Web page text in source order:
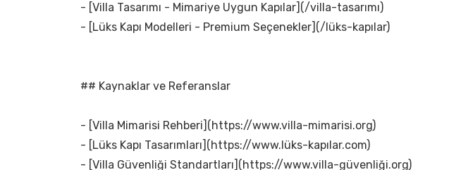
- [Villa Tasarımı - Mimariye Uygun Kapılar](/villa-tasarımı)
- [Lüks Kapı Modelleri - Premium Seçenekler](/lüks-kapılar)
## Kaynaklar ve Referanslar
- [Villa Mimarisi Rehberi](https://www.villa-mimarisi.org)
- [Lüks Kapı Tasarımları](https://www.lüks-kapılar.com)
- [Villa Güvenliği Standartları](https://www.villa-güvenliği.org)